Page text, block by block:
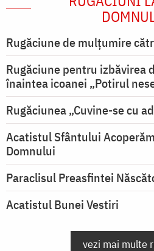
Rugăciune de mulţumire
Rugăciune pentru izbăvirea
înaintea icoanei „Potirul
Rugăciunea „Cuvine-se cu
Acatistul Sfântului
Domnului
Paraclisul Preasfintei
Acatistul Bunei Vestiri
vezi mai multe